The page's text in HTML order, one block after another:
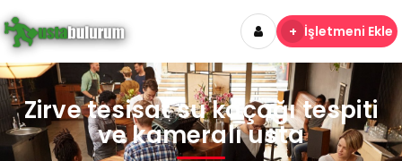
+ İşletmeni Ekle
Zirve tesisat su kaçağı tespiti
ve kameralı usta